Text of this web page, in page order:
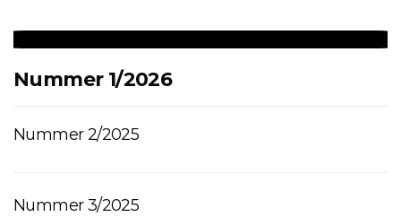
Nummer 1/2026
Nummer 2/2025
Nummer 3/2025